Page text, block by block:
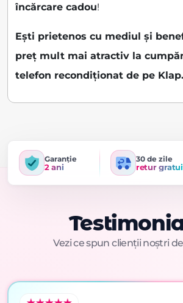
încărcare cadou!
Ești prietenos cu mediul și
preț mult mai atractiv la
telefon recondiționat de pe
Garanție
2 ani
30 de zile
retur
Vezi ce spun clienții noștri